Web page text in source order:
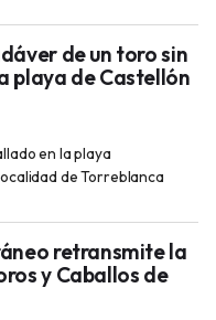
de un toro sin
playa de Castellón
en la playa
de Torreblanca
retransmite la
y Caballos de